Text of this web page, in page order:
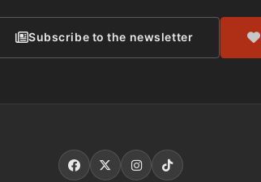
Subscribe to the newsletter